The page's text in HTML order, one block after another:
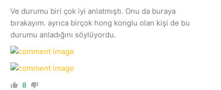
Ve durumu biri çok iyi anlatmıştı. Onu da buraya
bırakayım. ayrıca birçok hong konglu olan kişi de bu
durumu anladığını söylüyordu.
8